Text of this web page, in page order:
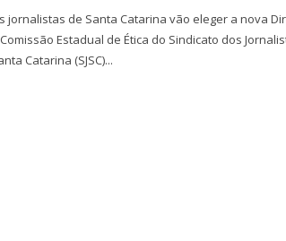
jornalistas de Santa Catarina vão eleger a nova
Estadual de Ética do Sindicato dos
Catarina (SJSC)...